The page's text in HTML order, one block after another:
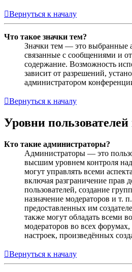
Вернуться к началу
Что такое значки тем?
Значки тем — это выбранные
связанные с сообщениями и
содержание. Возможность
зависит от разрешений,
администратором
Вернуться к началу
Уровни
Кто такие администраторы?
Администраторы — это
высшим уровнем контроля
могут управлять всеми
включая разграничение прав
пользователей, создание
назначение модераторов и т.
предоставленных им
также могут обладать всеми
модераторов во всех
настроек, произведённых
Вернуться к началу